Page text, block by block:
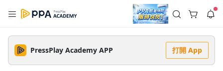
註冊領取 上千元優惠券！
公告
🌞 PPA 避暑津貼．冷氣房升級｜期間快閃活動
PressPlay Academy APP 打開 App
--:-- --:--